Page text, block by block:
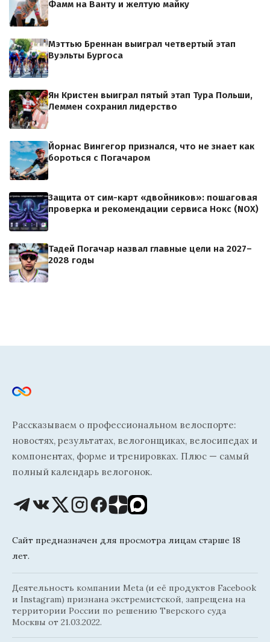
Фамм на Ванту и желтую майку
Мэттью Бреннан выиграл четвертый этап
Вуэльты Бургоса
Ян Кристен выиграл пятый этап Тура Польши,
Леммен сохранил лидерство
Йорнас Вингегор признался, что не знает как
бороться с Погачаром
Защита от сим-карт «двойников»: пошаговая
проверка и рекомендации сервиса Нокс (NOX)
Тадей Погачар назвал главные цели на 2027–
2028 годы
Рассказываем о профессиональном велоспорте:
новостях, результатах, велогонщиках, велосипедах и
компонентах, форме и тренировках. Плюс — самый
полный календарь велогонок.
Сайт предназначен для просмотра лицам старше 18
лет.
Деятельность компании Meta (и её продуктов Facebook
и Instagram) признана экстремистской, запрещена на
территории России по решению Тверского суда
Москвы от 21.03.2022.